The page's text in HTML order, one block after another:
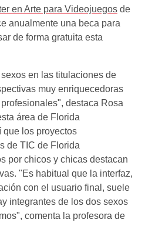
en Arte para Videojuegos de
anualmente una beca para
de forma gratuita esta
en las titulaciones de
muy enriquecedoras
destaca Rosa
área de Florida
que los proyectos
de TIC de Florida
por chicos y chicas destacan
"Es habitual que la interfaz,
con el usuario final, suele
integrantes de los dos sexos
comenta la profesora de